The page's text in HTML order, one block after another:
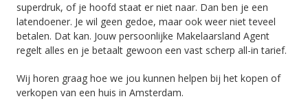
superdruk, of je hoofd staat er niet naar. Dan ben je een
latendoener. Je wil geen gedoe, maar ook weer niet teveel
betalen. Dat kan. Jouw persoonlijke Makelaarsland Agent
regelt alles en je betaalt gewoon een vast scherp all-in tarief.
Wij horen graag hoe we jou kunnen helpen bij het kopen of
verkopen van een huis in Amsterdam.